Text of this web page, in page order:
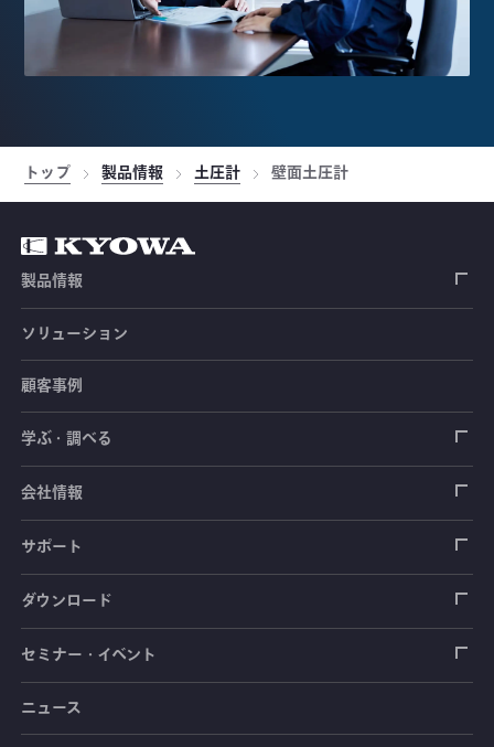
トップ 製品情報 土圧計 壁面土圧計
製品情報
ひずみゲージ
センサ（変換器）
ロードセル
加速度センサ
圧力センサ
トルクセンサ
土木建築用センサ
荷重計
土圧計
間隙水圧計
傾斜計
自動車用センサ
シートベルト張力計
操舵力・操舵角計
手ブレーキ計・チェンジレバー操作力計
踏力計
測定器
データロガー
指示計・表示器
増幅器（アンプ）
ソフトウェア
計測システム
道路用計測システム
ブリッジボックス
ソリューション
顧客事例
学ぶ・調べる
ひずみゲージ
センサ（変換器）
測定器
光ファイバ計測ソリューション - 学ぶ・調べる
会社情報
拠点情報
会社概要
サポート
製品輸出時の取り扱いと該非判定書
毒物及び劇物譲受書
安全データシート（SDS）
ダウンロード
カタログ
取扱説明書
セミナー・イベント
セミナー・講習会
ニュース